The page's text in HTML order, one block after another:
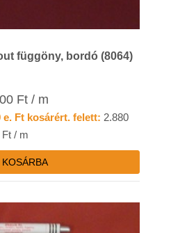
függöny, bordó (8064)
Ft / m
e. Ft kosárért. felett: 2.880
Ft / m
KOSÁRBA